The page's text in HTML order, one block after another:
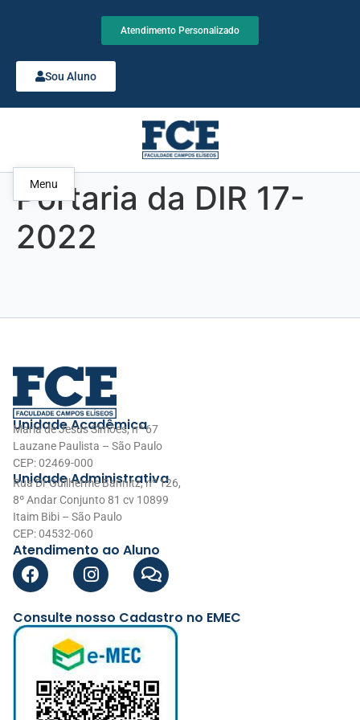
Atendimento Personalizado
Sou Aluno
Menu
Portaria da DIR 17-
2022
Unidade Acadêmica
Maria de Jesus Simões, nº 67
Lauzane Paulista – São Paulo
CEP: 02469-000
Unidade Administrativa
Rua Dr Guilherme Bannitz, nº 126,
8º Andar Conjunto 81 cv 10899
Itaim Bibi – São Paulo
CEP: 04532-060
Atendimento ao Aluno
Consulte nosso Cadastro no EMEC